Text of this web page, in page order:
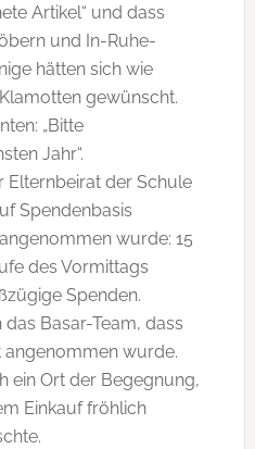
Artikel“ und dass
und In-Ruhe-
hätten sich wie
gewünscht.
„Bitte
Jahr“.
Elternbeirat der Schule
Spendenbasis
wurde: 15
des Vormittags
Spenden.
Basar-Team, dass
wurde.
ein Ort der Begegnung,
Einkauf fröhlich